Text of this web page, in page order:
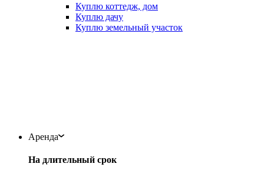
Куплю коттедж, дом
Куплю дачу
Куплю земельный участок
Аренда
На длительный срок